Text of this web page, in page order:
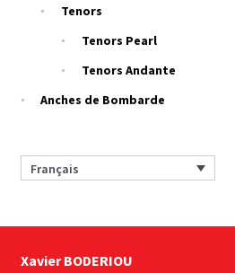
Tenors
Tenors Pearl
Tenors Andante
Anches de Bombarde
Français
Xavier BODERIOU